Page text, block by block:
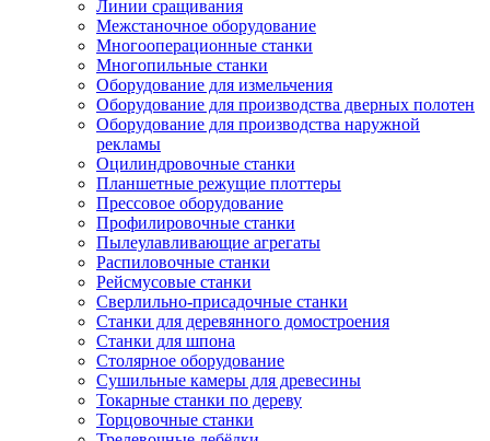
Линии сращивания
Межстаночное оборудование
Многооперационные станки
Многопильные станки
Оборудование для измельчения
Оборудование для производства дверных полотен
Оборудование для производства наружной
рекламы
Оцилиндровочные станки
Планшетные режущие плоттеры
Прессовое оборудование
Профилировочные станки
Пылеулавливающие агрегаты
Распиловочные станки
Рейсмусовые станки
Сверлильно-присадочные станки
Станки для деревянного домостроения
Станки для шпона
Столярное оборудование
Сушильные камеры для древесины
Токарные станки по дереву
Торцовочные станки